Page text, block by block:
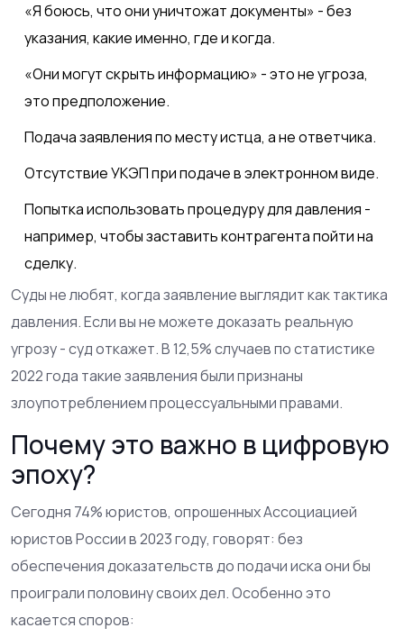
«Я боюсь, что они уничтожат документы» - без
указания, какие именно, где и когда.
«Они могут скрыть информацию» - это не угроза,
это предположение.
Подача заявления по месту истца, а не ответчика.
Отсутствие УКЭП при подаче в электронном виде.
Попытка использовать процедуру для давления -
например, чтобы заставить контрагента пойти на
сделку.
Суды не любят, когда заявление выглядит как тактика
давления. Если вы не можете доказать реальную
угрозу - суд откажет. В 12,5% случаев по статистике
2022 года такие заявления были признаны
злоупотреблением процессуальными правами.
Почему это важно в цифровую
эпоху?
Сегодня 74% юристов, опрошенных Ассоциацией
юристов России в 2023 году, говорят: без
обеспечения доказательств до подачи иска они бы
проиграли половину своих дел. Особенно это
касается споров: